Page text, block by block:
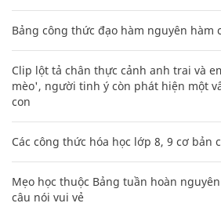
Bảng công thức đạo hàm nguyên hàm
Clip lột tả chân thực cảnh anh trai và
mèo', người tinh ý còn phát hiện một
con
Các công thức hóa học lớp 8, 9 cơ bản
Mẹo học thuộc Bảng tuần hoàn
câu nói vui vẻ